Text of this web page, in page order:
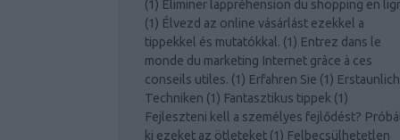
(1) Éliminer lappréhension du shopping en
(1) Élvezd az online vásárlást ezekkel a
tippekkel és mutatókkal. (1) Entrez dans le
monde du marketing Internet grâce à ces
conseils utiles. (1) Erfahren Sie (1)
Techniken (1) Fantasztikus tippek (1)
Fejleszteni kell a személyes fejlődést?
ki ezeket az ötleteket (1) Felbecsülhetetlen